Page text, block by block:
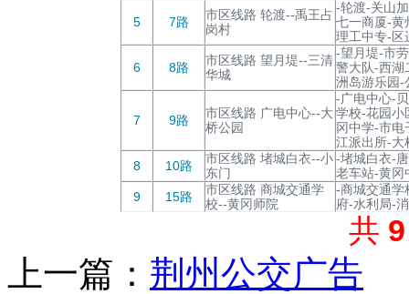
5 7路
市区线路 轮渡--禹王占
岗村
-轮渡-关山
七一商厦-黄
理工中专-区
6 8路
市区线路 望月堤--三清
华城
-望月堤-市
警大队-西湖
洲岛游乐园-
7 9路
市区线路 广电中心--大
桥公园
-广电中心-
学校-花园小
冈中学-市
江派出所-大
8
10路
市区线路 堵城白衣--小
东门
-堵城白衣-
老车站-黄冈
9
15路
市区线路 商城交通学
校--黄冈师院
-商城交通学
府-水利局-
共
上一篇： 荆州公交广告